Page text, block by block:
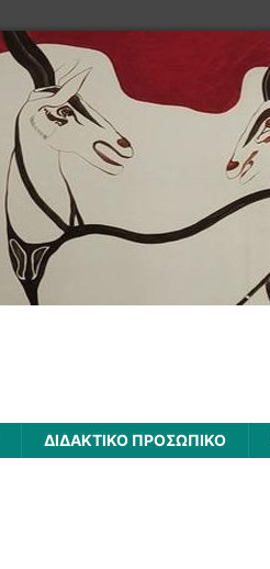
ΔΙΔΑΚΤΙΚΟ ΠΡΟΣΩΠΙΚΟ